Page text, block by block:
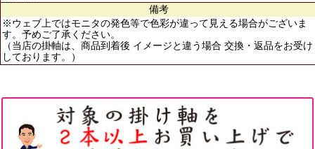
備考
※ウェブ上ではモニタの発色等で色彩が違って見える場合がございま
す。予めご了承ください。
（当店の掛軸は、商品到着後 イメージと違う場合 交換・返品をお受け
しております。）